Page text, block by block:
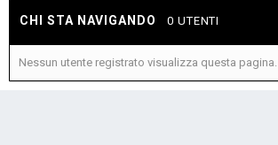
CHI STA NAVIGANDO 0 UTENTI
Nessun utente registrato visualizza questa pagina.